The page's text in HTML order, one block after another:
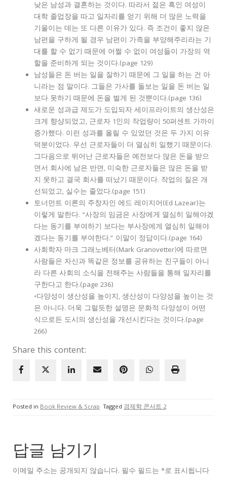
낮은 남성과 결혼하는 것이다. 따라서 젊은 흑인 여성이
대학 졸업장을 따고 일자리를 얻기 위해 더 많은 노력을
기울이는 데는 또 다른 이유가 있다. 즉 조건이 좋지 않은
남편을 구하게 될 경우 남편이 가족을 부양해주리라는 기
대를 할 수 없기 때문에 어쩔 수 없이 여성들이 가장의 역
할을 준비하게 되는 것이다.(page 129)
남성들은 돈 버는 일을 잘하기 때문에 그 일을 하는 건 아
니라는 점 말이다. 그들은 가사를 돌보는 일을 돈 버는 일
보다 못하기 때문에 돈을 벌게 된 것뿐이다.(page 136)
새로운 성과급 제도가 도입되자 세이프라이트의 생산성은
크게 향샹되었고, 근로자 1인의 작업량이 50퍼센트 가까이
증가했다. 이런 성과를 올릴 수 있었던 것은 두 가지 이유
덕분이었다. 우선 근로자들이 더 열심히 일했기 때문이다.
그다음으로 뛰어난 근로자들은 예전보다 많은 돈을 받으
면서 회사에 남은 반면, 미숙한 근로자들은 많은 돈을 받
지 못하고 결국 회사를 떠났기 때문이다. 작업의 질은 개
선되었고, 실수는 줄었다.(page 151)
토너먼트 이론의 주창자인 에드 레이지어(Ed Lazear)는
이렇게 말한다. “사장의 임금은 사장에게 열심히 일해야겠
다는 동기를 부여하기 보다는 부사장에게 열심히 일해야
겠다는 동기를 부여한다.” 이말이 정답이다.(page 164)
사회학자 마크 그래노베터(Mark Granovetter)에 따르면
사람들은 자신과 똑같은 정보를 공유하는 친구들이 아니
라 다른 사회의 소식을 전해주는 사람들을 통해 일자리를
구한다고 한다.(page 236)
◦다양성이 생산성을 높이지, 생산성이 다양성을 높이는 것
은 아니다. 더욱 그럴듯한 설명은 문화적 다양성이 어떤
식으로든 도시의 생산성을 개선시킨다는 것이다.(page
266)
Share this content:
Posted in Book Review & Scrap Tagged 경제학 콘서트 2
답글 남기기
이메일 주소는 공개되지 않습니다. 필수 필드는 *로 표시됩니다